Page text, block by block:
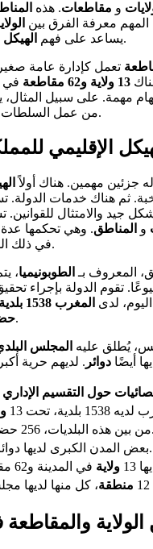
و مقاطعات. هذه
المهم معرفة الفرق بين
يساعد على فهم.
تعمل كإدارة عامة
13 ولاية و62 مقاطعة
في
مهمة. على سبيل
من عمل السلطات ومراقبة القوانين.
الإقليمي
له جزئين مهمين. هناك أولاً
ثم هناك خدمات الدولة.
جيد والامتثال
و المناطق. وهي تحكمها عدة
في ذلك الدستور لعام 2011.
المعروف بـ الطوبونيميا،
تقوم الدولة بإجراء
اليوم، لدى المغرب 1538 بلدية
.
يُطلق عليه المجلس
أيضًا دوائر
حول التقسيم
1538 بلدية، تحت 13
من بين هذه البلديات، 256 حضرية و1282 ريفية.
بعض المدن الكبرى لديها دوائر لتحسين الإدارة.
13
ولاية
منطقة
الولاية